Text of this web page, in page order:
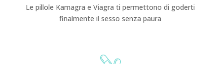
Le pillole Kamagra e Viagra ti permettono di goderti
finalmente il sesso senza paura